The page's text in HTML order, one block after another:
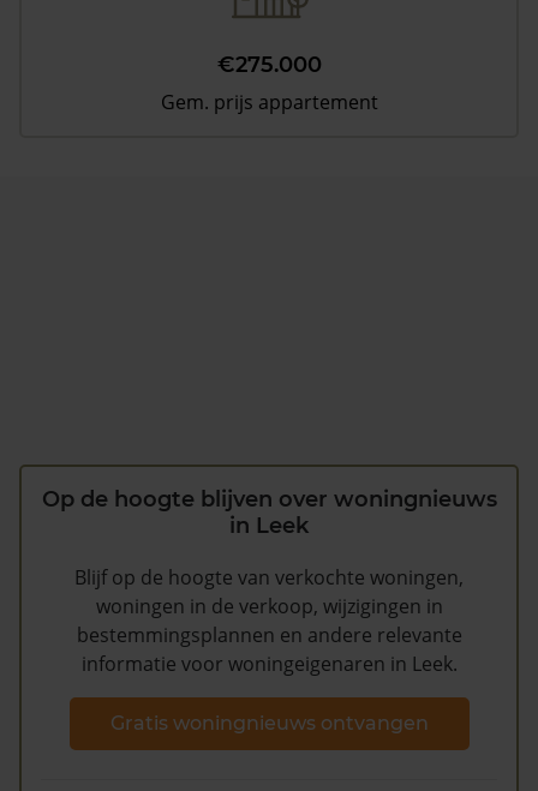
€275.000
Gem. prijs appartement
Op de hoogte blijven over woningnieuws
in Leek
Blijf op de hoogte van verkochte woningen,
woningen in de verkoop, wijzigingen in
bestemmingsplannen en andere relevante
informatie voor woningeigenaren in Leek.
Gratis woningnieuws ontvangen